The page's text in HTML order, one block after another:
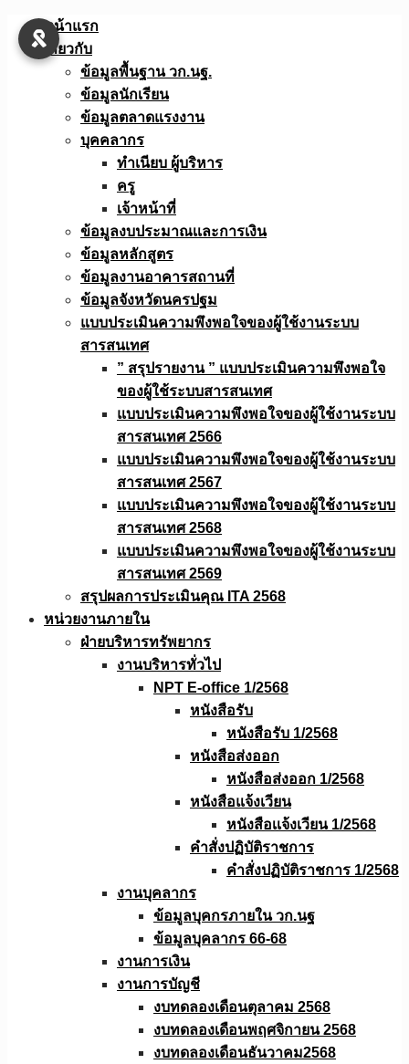
Skip
หน้าแรก
เกี่ยวกับ
ข้อมูลพื้นฐาน วก.นฐ.
ข้อมูลนักเรียน
ข้อมูลตลาดแรงงาน
บุคคลากร
ทำเนียบ ผู้บริหาร
ครู
เจ้าหน้าที่
ข้อมูลงบประมาณเเละการเงิน
ข้อมูลหลักสูตร
ข้อมูลงานอาคารสถานที่
ข้อมูลจังหวัดนครปฐม
แบบประเมินความพึงพอใจของผู้ใช้งานระบบ
สารสนเทศ
” สรุปรายงาน ” แบบประเมินความพึงพอใจ
ของผู้ใช้ระบบสารสนเทศ
แบบประเมินความพึงพอใจของผู้ใช้งานระบบ
สารสนเทศ 2566
แบบประเมินความพึงพอใจของผู้ใช้งานระบบ
สารสนเทศ 2567
แบบประเมินความพึงพอใจของผู้ใช้งานระบบ
สารสนเทศ 2568
แบบประเมินความพึงพอใจของผู้ใช้งานระบบ
สารสนเทศ 2569
สรุปผลการประเมินคุณ ITA 2568
หน่วยงานภายใน
ฝ่ายบริหารทรัพยากร
งานบริหารทั่วไป
NPT E-office 1/2568
หนังสือรับ
หนังสือรับ 1/2568
หนังสือส่งออก
หนังสือส่งออก 1/2568
หนังสือแจ้งเวียน
หนังสือเเจ้งเวียน 1/2568
คำสั่งปฏิบัติราชการ
คำสั่งปฏิบัติราชการ 1/2568
งานบุคลากร
ข้อมูลบุคกรภายใน วก.นฐ
ข้อมูลบุคลากร 66-68
งานการเงิน
งานการบัญชี
งบทดลองเดือนตุลาคม 2568
งบทดลองเดือนพฤศจิกายน 2568
งบทดลองเดือนธันวาคม2568